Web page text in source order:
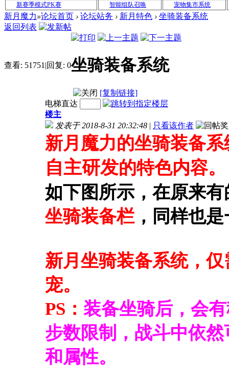
新赛季模式PK赛
智能组队召唤 宠物集市系统
新月魔力»论坛首页 › 论坛站务 › 新月特色 › 坐骑装备系统
返回列表
查看: 51751 |回复: 0坐骑装备系统
[复制链接]
电梯直达
楼主
发表于 2018-8-31 20:32:48 | 只看该作者
新月魔力的坐骑装备
自主研发的特色内容。
如下图所示，在原来
坐骑装备栏，同样也是
新月坐骑装备系统，
宠。
PS： 装备坐骑后，会
步数限制，战斗中依
和属性。